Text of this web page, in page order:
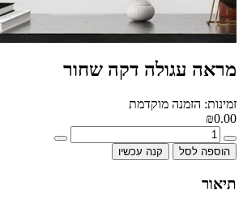
מראה עגולה דקה שחור
זמינות: הזמנה מוקדמת
₪0.00
הוספה לסל קנה עכשיו
תיאור